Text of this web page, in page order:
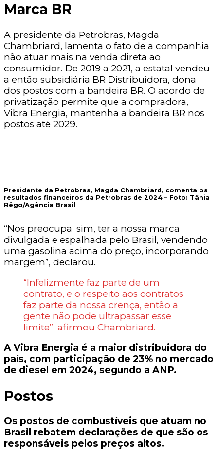
Marca BR
A presidente da Petrobras, Magda
Chambriard, lamenta o fato de a companhia
não atuar mais na venda direta ao
consumidor. De 2019 a 2021, a estatal vendeu
a então subsidiária BR Distribuidora, dona
dos postos com a bandeira BR. O acordo de
privatização permite que a compradora,
Vibra Energia, mantenha a bandeira BR nos
postos até 2029.
Presidente da Petrobras, Magda Chambriard, comenta os
resultados financeiros da Petrobras de 2024 – Foto: Tânia
Rêgo/Agência Brasil
“Nos preocupa, sim, ter a nossa marca
divulgada e espalhada pelo Brasil, vendendo
uma gasolina acima do preço, incorporando
margem”, declarou.
“Infelizmente faz parte de um
contrato, e o respeito aos contratos
faz parte da nossa crença, então a
gente não pode ultrapassar esse
limite”, afirmou Chambriard.
A Vibra Energia é a maior distribuidora do
país, com participação de 23% no mercado
de diesel em 2024, segundo a ANP.
Postos
Os postos de combustíveis que atuam no
Brasil rebatem declarações de que são os
responsáveis pelos preços altos.